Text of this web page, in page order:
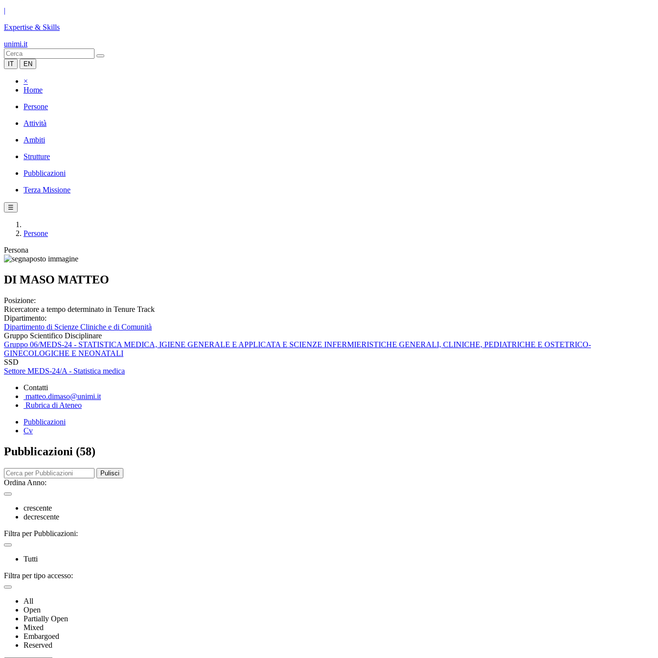
|
Expertise & Skills
unimi.it
IT EN
×
Home
Persone
Attività
Ambiti
Strutture
Pubblicazioni
Terza Missione
☰
Persone
Persona
DI MASO MATTEO
Posizione:
Ricercatore a tempo determinato in Tenure Track
Dipartimento:
Dipartimento di Scienze Cliniche e di Comunità
Gruppo Scientifico Disciplinare
Gruppo 06/MEDS-24 - STATISTICA MEDICA, IGIENE GENERALE E APPLICATA E SCIENZE INFERMIERISTICHE GENERALI, CLINICHE, PEDIATRICHE E OSTETRICO-
GINECOLOGICHE E NEONATALI
SSD
Settore MEDS-24/A - Statistica medica
Contatti
matteo.dimaso@unimi.it
Rubrica di Ateneo
Pubblicazioni
Cv
Pubblicazioni (58)
Pulisci
Ordina Anno:
crescente
decrescente
Filtra per Pubblicazioni:
Tutti
Filtra per tipo accesso:
All
Open
Partially Open
Mixed
Embargoed
Reserved